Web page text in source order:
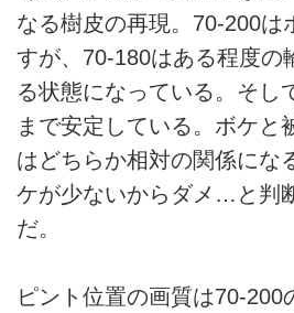
なる樹皮の再現。70-200は
すが、70-180はある程度の
る状態になっている。そし
まで安定している。ボケと
はどちらか相対の関係にな
ケが少ないからダメ…と判
だ。
ピント位置の画質は70-200